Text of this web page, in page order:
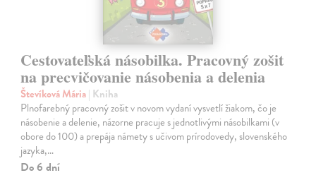
Cestovateľská násobilka. Pracovný zošit
na precvičovanie násobenia a delenia
Števíková Mária| Kniha
Plnofarebný pracovný zošit v novom vydaní vysvetlí žiakom, čo je
násobenie a delenie, názorne pracuje s jednotlivými násobilkami (v
obore do 100) a prepája námety s učivom prírodovedy, slovenského
jazyka,…
Do 6 dní